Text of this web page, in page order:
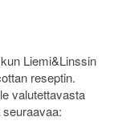
Liemi&Linssin
reseptin.
valutettavasta